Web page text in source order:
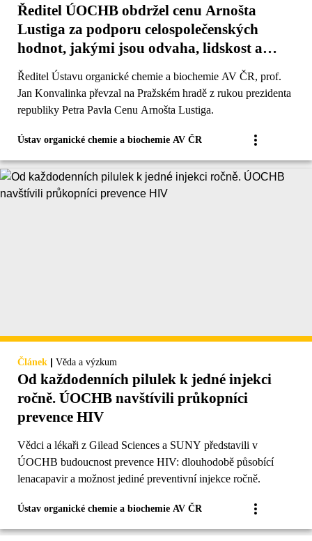
Ředitel ÚOCHB obdržel cenu Arnošta
Lustiga za podporu celospolečenských
hodnot, jakými jsou odvaha, lidskost a
spravedlnost
Ředitel Ústavu organické chemie a biochemie AV ČR, prof.
Jan Konvalinka převzal na Pražském hradě z rukou prezidenta
republiky Petra Pavla Cenu Arnošta Lustiga.
Ústav organické chemie a biochemie AV ČR
Článek | Věda a výzkum
Od každodenních pilulek k jedné injekci
ročně. ÚOCHB navštívili průkopníci
prevence HIV
Vědci a lékaři z Gilead Sciences a SUNY představili v
ÚOCHB budoucnost prevence HIV: dlouhodobě působící
lenacapavir a možnost jediné preventivní injekce ročně.
Ústav organické chemie a biochemie AV ČR